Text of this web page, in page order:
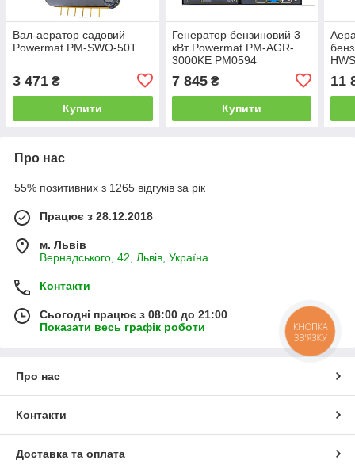
Вал-аератор садовий
Powermat PM-SWO-50T
3 471 ₴
Купити
Генератор бензиновий 3
кВт Powermat PM-AGR-
3000KE PM0594
7 845₴
Купити
11
Про нас
55% позитивних з 1265 відгуків за рік
Працює з 28.12.2018
м. Львів
Вернадського, 42, Львів, Україна
Контакти
Сьогодні працює з 08:00 до 21:00
Показати весь графік роботи
Про нас
Контакти
Доставка та оплата
КНОПКА
ЗВ'ЯЗКУ